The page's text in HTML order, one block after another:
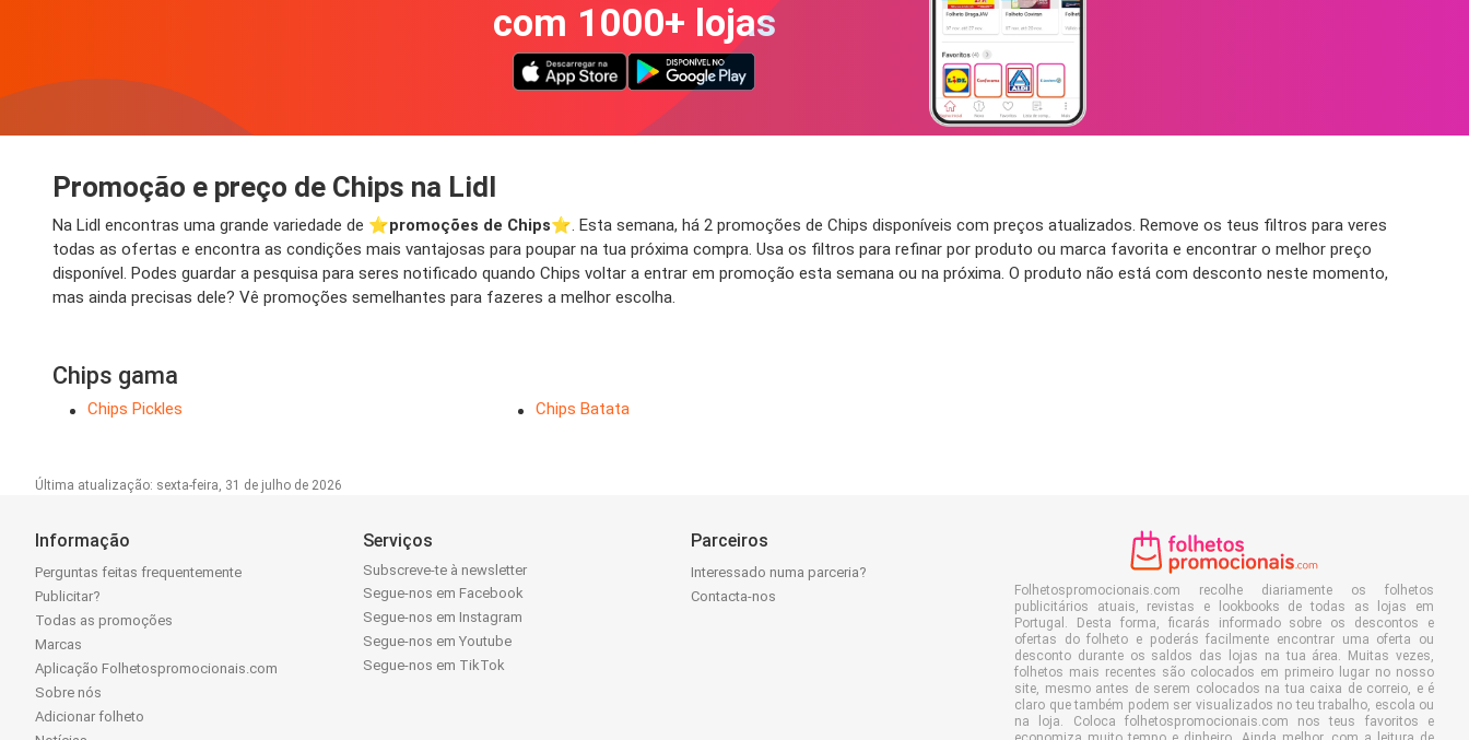
com 1000+ lojas
Promoção e preço de Chips na Lidl
Na Lidl encontras uma grande variedade de ⭐️promoções de Chips⭐️. Esta semana, há 2 promoções de Chips disponíveis com preços atualizados. Remove os teus filtros para veres
todas as ofertas e encontra as condições mais vantajosas para poupar na tua próxima compra. Usa os filtros para refinar por produto ou marca favorita e encontrar o melhor preço
disponível. Podes guardar a pesquisa para seres notificado quando Chips voltar a entrar em promoção esta semana ou na próxima. O produto não está com desconto neste momento,
mas ainda precisas dele? Vê promoções semelhantes para fazeres a melhor escolha.
Chips gama
Chips Pickles Chips Batata
Última atualização: sexta-feira, 31 de julho de 2026
Informação
Perguntas feitas frequentemente
Publicitar?
Todas as promoções
Marcas
Aplicação Folhetospromocionais.com
Sobre nós
Adicionar folheto
Serviços
Subscreve-te à newsletter
Segue-nos em Facebook
Segue-nos em Instagram
Segue-nos em Youtube
Segue-nos em TikTok
Parceiros
Interessado numa parceria?
Contacta-nos
Folhetospromocionais.com recolhe diariamente os folhetos
publicitários atuais, revistas e lookbooks de todas as lojas em
Portugal. Desta forma, ficarás informado sobre os descontos e
ofertas do folheto e poderás facilmente encontrar uma oferta ou
desconto durante os saldos das lojas na tua área. Muitas vezes,
folhetos mais recentes são colocados em primeiro lugar no nosso
site, mesmo antes de serem colocados na tua caixa de correio, e é
claro que também podem ser visualizados no teu trabalho, escola ou
na loja. Coloca folhetospromocionais.com nos teus favoritos e